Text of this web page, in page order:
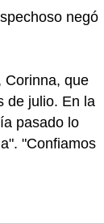
negó
Corinna, que
de julio. En la
pasado lo
"Confiamos